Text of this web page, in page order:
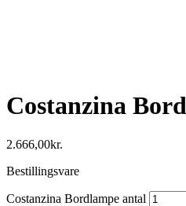
Costanzina
2.666,00kr.
Bestillingsvare
Costanzina Bordlampe antal